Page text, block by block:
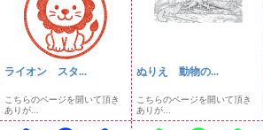
ライオン スタ...
こちらのページを開いて頂き
ありが...
ぬりえ 動物の...
こちらのページを開いて頂き
ありが...